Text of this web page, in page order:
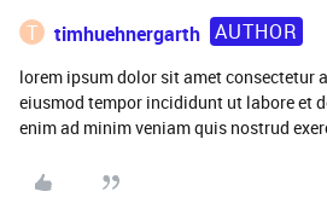
T timhuehnergarth AUTHOR
lorem ipsum dolor sit amet consectetur
eiusmod tempor incididunt ut labore et
enim ad minim veniam quis nostrud